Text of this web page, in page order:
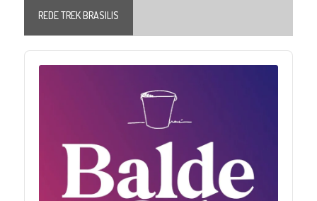
REDE TREK BRASILIS
Audio
Player